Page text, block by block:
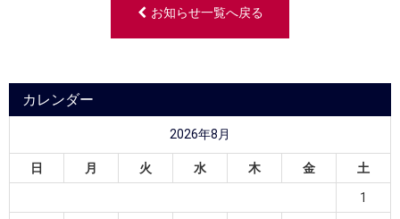
お知らせ一覧へ戻る
カレンダー
2026年8月
日 月 火 水 木 金 土
1